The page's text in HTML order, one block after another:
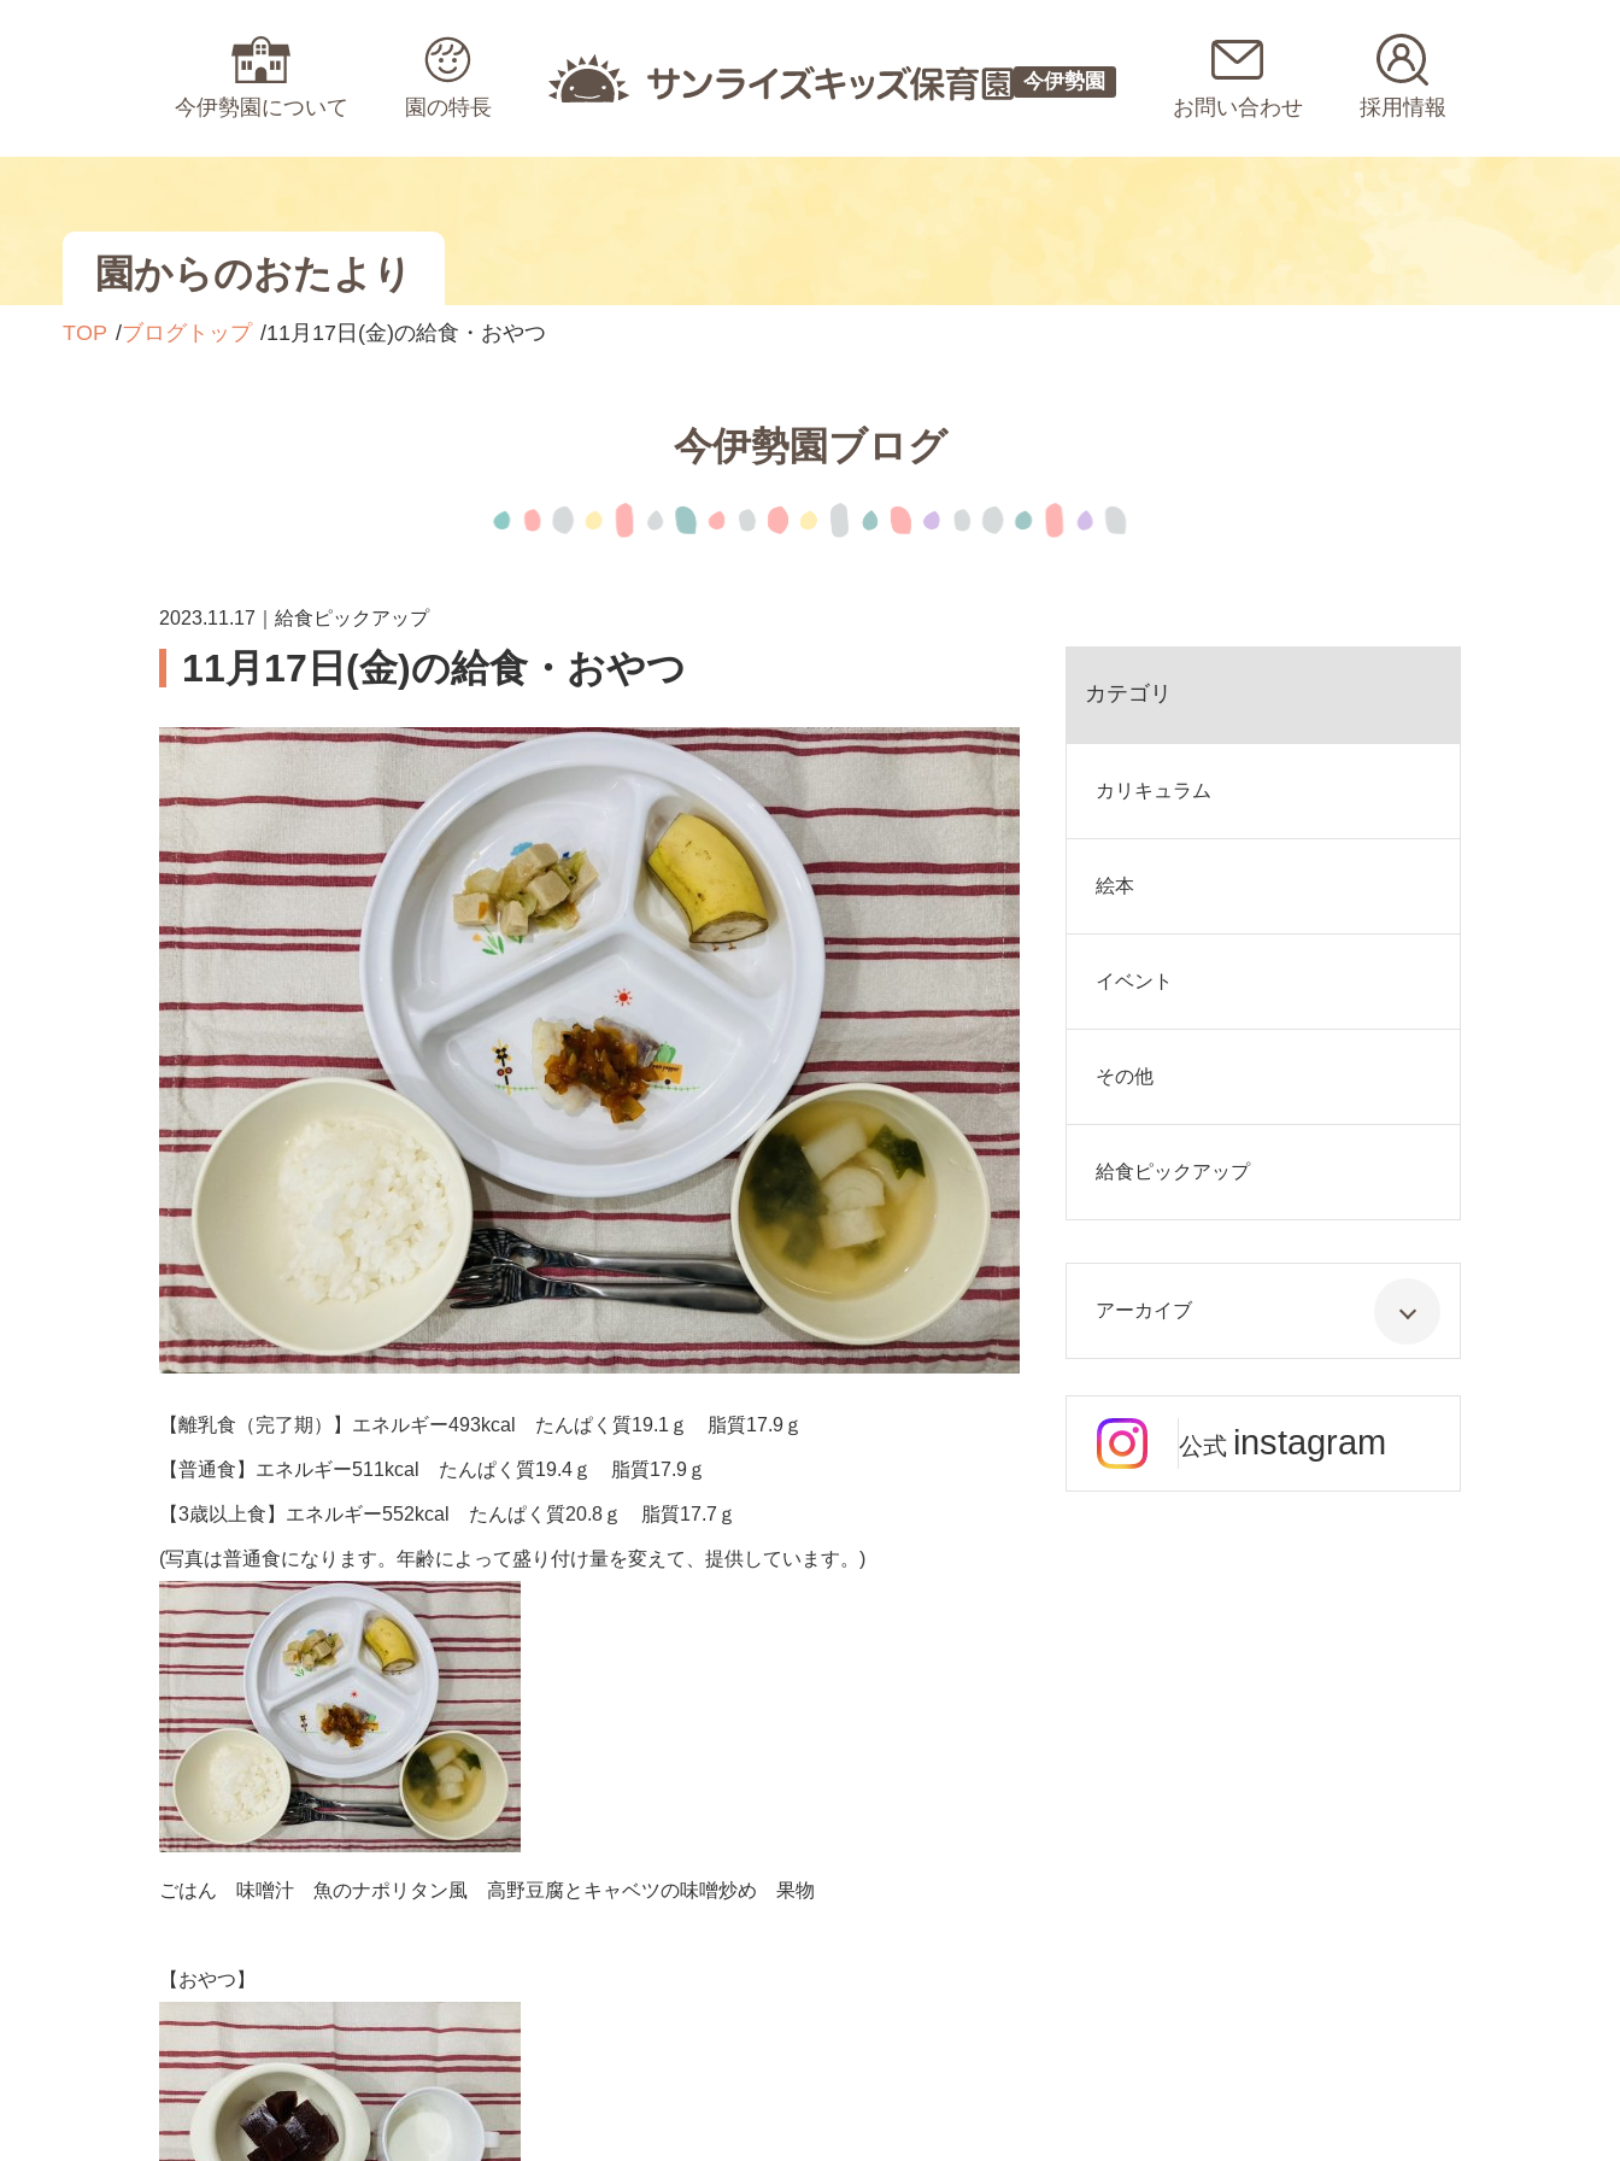
今伊勢園について 園の特長
今伊勢園
お問い合わせ 採用情報
園からのおたより
TOP ブログトップ 11月17日(金)の給食・おやつ
今伊勢園ブログ
2023.11.17｜給食ピックアップ
11月17日(金)の給食・おやつ
【離乳食（完了期）】エネルギー493kcal たんぱく質19.1ｇ 脂質17.9ｇ
【普通食】エネルギー511kcal たんぱく質19.4ｇ 脂質17.9ｇ
【3歳以上食】エネルギー552kcal たんぱく質20.8ｇ 脂質17.7ｇ
(写真は普通食になります。年齢によって盛り付け量を変えて、提供しています。)
ごはん 味噌汁 魚のナポリタン風 高野豆腐とキャベツの味噌炒め 果物
【おやつ】
カテゴリ
カリキュラム
絵本
イベント
その他
給食ピックアップ
アーカイブ
公式 instagram